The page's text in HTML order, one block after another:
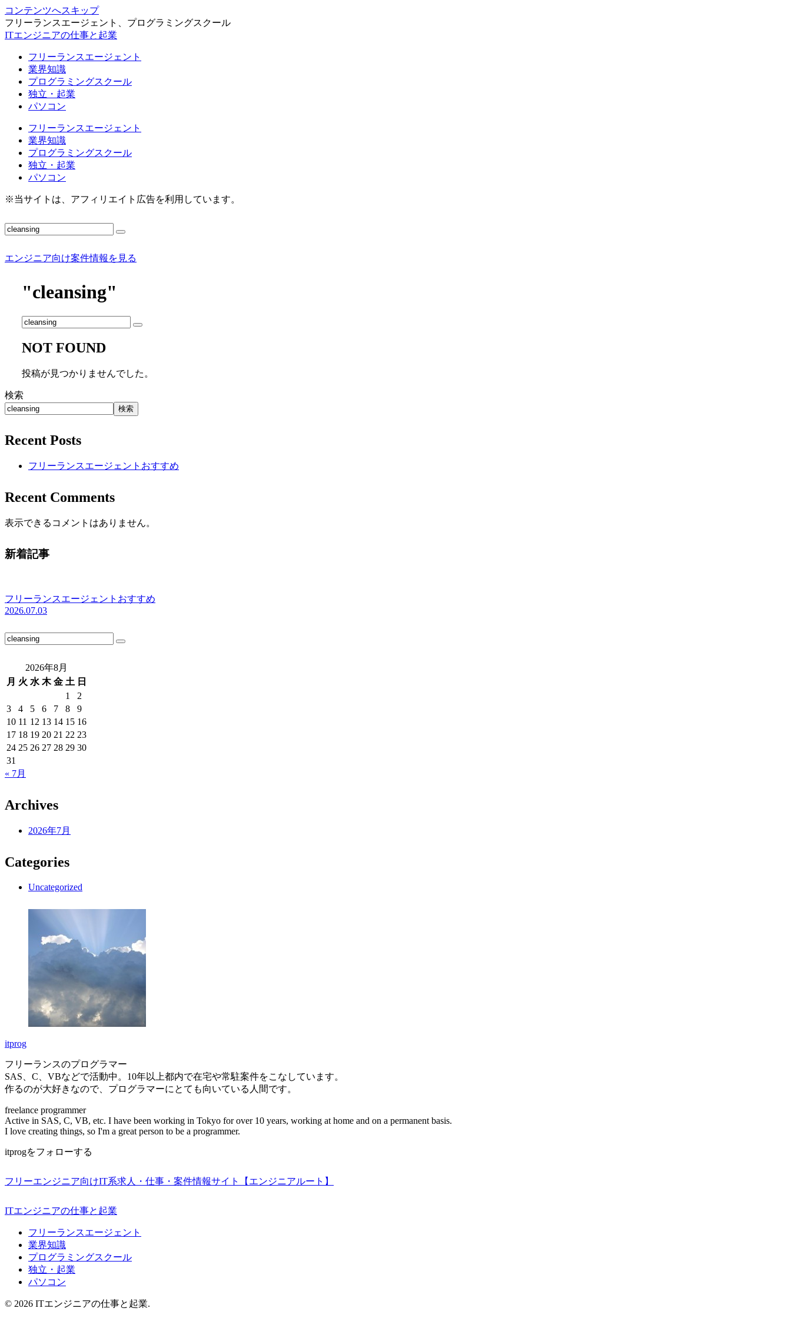
コンテンツへスキップ
フリーランスエージェント、プログラミングスクール
ITエンジニアの仕事と起業
フリーランスエージェント
業界知識
プログラミングスクール
独立・起業
パソコン
フリーランスエージェント
業界知識
プログラミングスクール
独立・起業
パソコン
※当サイトは、アフィリエイト広告を利用しています。
エンジニア向け案件情報を見る
"cleansing"
NOT FOUND
投稿が見つかりませんでした。
検索
検索
Recent Posts
フリーランスエージェントおすすめ
Recent Comments
表示できるコメントはありません。
新着記事
フリーランスエージェントおすすめ
2026.07.03
2026年8月
月 火 水 木 金 土 日
1
2
3
4 5 6 7 8
9
10 11 12 13 14 15 16
17 18 19 20 21 22 23
24 25 26 27 28 29 30
31
« 7月
Archives
2026年7月
Categories
Uncategorized
itprog
フリーランスのプログラマー
SAS、C、VBなどで活動中。10年以上都内で在宅や常駐案件をこなしています。
作るのが大好きなので、プログラマーにとても向いている人間です。
freelance programmer
Active in SAS, C, VB, etc. I have been working in Tokyo for over 10 years, working at home and on a permanent basis.
I love creating things, so I'm a great person to be a programmer.
itprogをフォローする
フリーエンジニア向けIT系求人・仕事・案件情報サイト【エンジニアルート】
ITエンジニアの仕事と起業
フリーランスエージェント
業界知識
プログラミングスクール
独立・起業
パソコン
© 2026 ITエンジニアの仕事と起業.